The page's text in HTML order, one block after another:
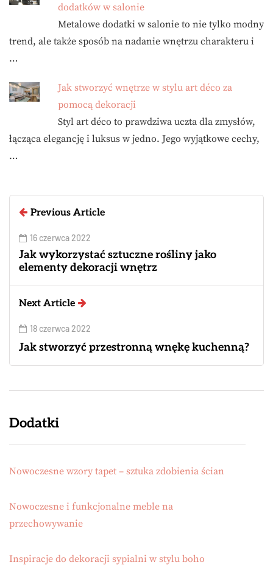
dodatków w salonie
Metalowe dodatki w salonie to nie tylko modny
trend, ale także sposób na nadanie wnętrzu charakteru i
…
Jak stworzyć wnętrze w stylu art déco za
pomocą dekoracji
Styl art déco to prawdziwa uczta dla zmysłów,
łącząca elegancję i luksus w jedno. Jego wyjątkowe cechy,
…
Previous Article
16 czerwca 2022
Jak wykorzystać sztuczne rośliny jako
elementy dekoracji wnętrz
Next Article
18 czerwca 2022
Jak stworzyć przestronną wnękę kuchenną?
Dodatki
Nowoczesne wzory tapet – sztuka zdobienia ścian
Nowoczesne i funkcjonalne meble na
przechowywanie
Inspiracje do dekoracji sypialni w stylu boho